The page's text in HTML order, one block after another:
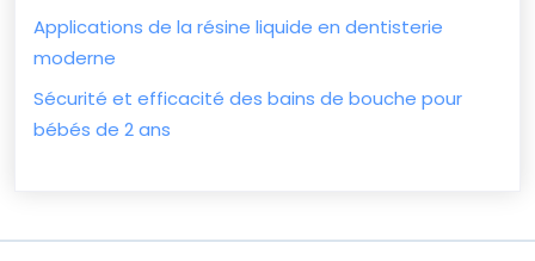
Applications de la résine liquide en dentisterie
moderne
Sécurité et efficacité des bains de bouche pour
bébés de 2 ans